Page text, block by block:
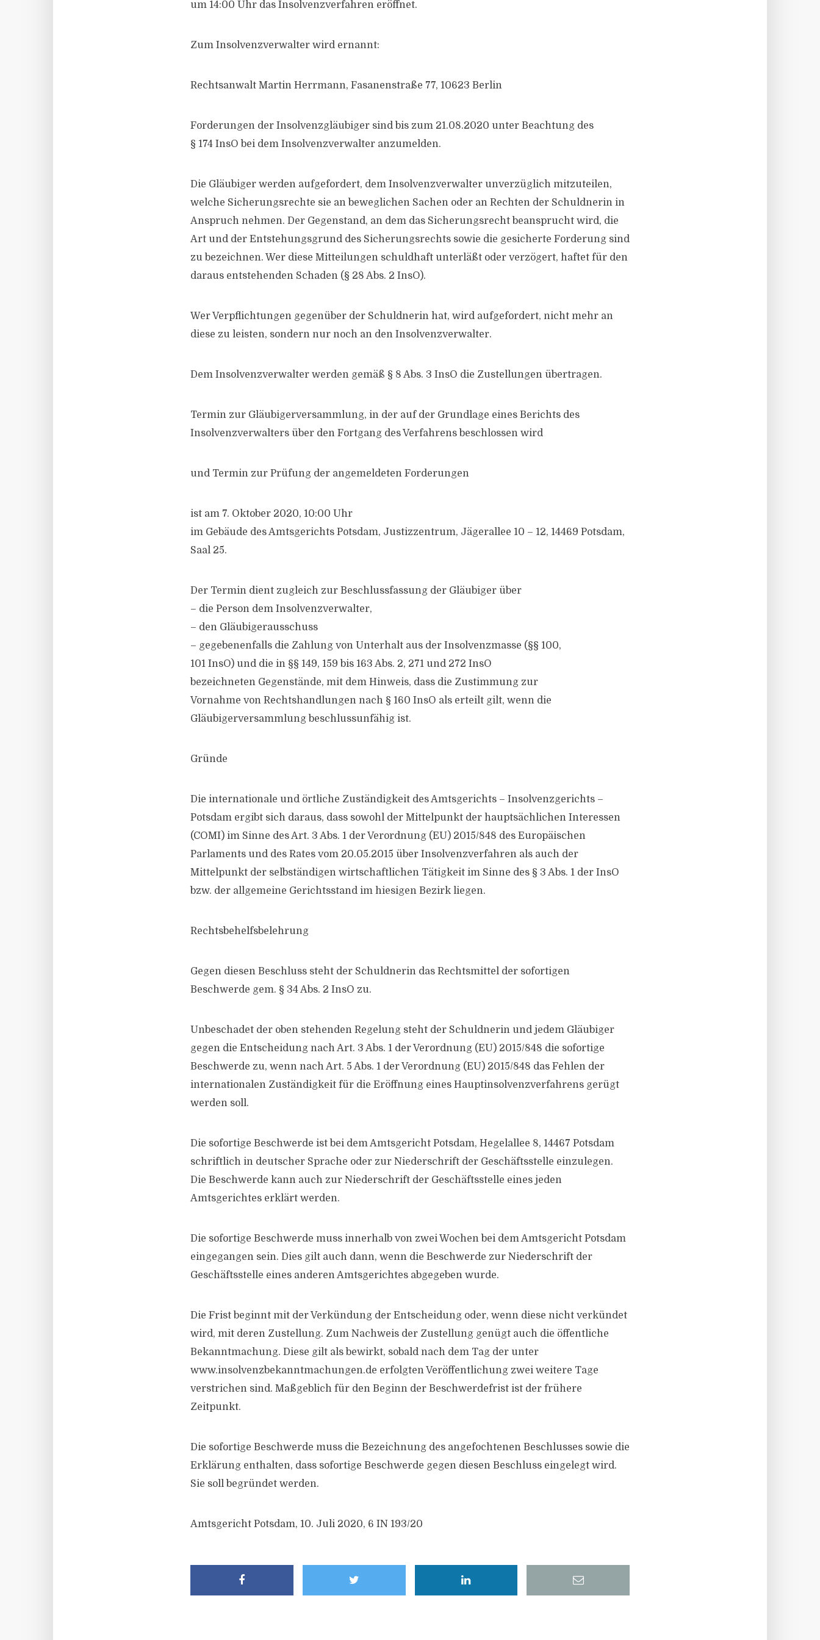
um 14:00 Uhr das Insolvenzverfahren eröffnet.
Zum Insolvenzverwalter wird ernannt:
Rechtsanwalt Martin Herrmann, Fasanenstraße 77, 10623 Berlin
Forderungen der Insolvenzgläubiger sind bis zum 21.08.2020 unter Beachtung des
§ 174 InsO bei dem Insolvenzverwalter anzumelden.
Die Gläubiger werden aufgefordert, dem Insolvenzverwalter unverzüglich mitzuteilen,
welche Sicherungsrechte sie an beweglichen Sachen oder an Rechten der Schuldnerin in
Anspruch nehmen. Der Gegenstand, an dem das Sicherungsrecht beansprucht wird, die
Art und der Entstehungsgrund des Sicherungsrechts sowie die gesicherte Forderung sind
zu bezeichnen. Wer diese Mitteilungen schuldhaft unterläßt oder verzögert, haftet für den
daraus entstehenden Schaden (§ 28 Abs. 2 InsO).
Wer Verpflichtungen gegenüber der Schuldnerin hat, wird aufgefordert, nicht mehr an
diese zu leisten, sondern nur noch an den Insolvenzverwalter.
Dem Insolvenzverwalter werden gemäß § 8 Abs. 3 InsO die Zustellungen übertragen.
Termin zur Gläubigerversammlung, in der auf der Grundlage eines Berichts des
Insolvenzverwalters über den Fortgang des Verfahrens beschlossen wird
und Termin zur Prüfung der angemeldeten Forderungen
ist am 7. Oktober 2020, 10:00 Uhr
im Gebäude des Amtsgerichts Potsdam, Justizzentrum, Jägerallee 10 – 12, 14469 Potsdam,
Saal 25.
Der Termin dient zugleich zur Beschlussfassung der Gläubiger über
– die Person dem Insolvenzverwalter,
– den Gläubigerausschuss
– gegebenenfalls die Zahlung von Unterhalt aus der Insolvenzmasse (§§ 100,
101 InsO) und die in §§ 149, 159 bis 163 Abs. 2, 271 und 272 InsO
bezeichneten Gegenstände, mit dem Hinweis, dass die Zustimmung zur
Vornahme von Rechtshandlungen nach § 160 InsO als erteilt gilt, wenn die
Gläubigerversammlung beschlussunfähig ist.
Gründe
Die internationale und örtliche Zuständigkeit des Amtsgerichts – Insolvenzgerichts –
Potsdam ergibt sich daraus, dass sowohl der Mittelpunkt der hauptsächlichen Interessen
(COMI) im Sinne des Art. 3 Abs. 1 der Verordnung (EU) 2015/848 des Europäischen
Parlaments und des Rates vom 20.05.2015 über Insolvenzverfahren als auch der
Mittelpunkt der selbständigen wirtschaftlichen Tätigkeit im Sinne des § 3 Abs. 1 der InsO
bzw. der allgemeine Gerichtsstand im hiesigen Bezirk liegen.
Rechtsbehelfsbelehrung
Gegen diesen Beschluss steht der Schuldnerin das Rechtsmittel der sofortigen
Beschwerde gem. § 34 Abs. 2 InsO zu.
Unbeschadet der oben stehenden Regelung steht der Schuldnerin und jedem Gläubiger
gegen die Entscheidung nach Art. 3 Abs. 1 der Verordnung (EU) 2015/848 die sofortige
Beschwerde zu, wenn nach Art. 5 Abs. 1 der Verordnung (EU) 2015/848 das Fehlen der
internationalen Zuständigkeit für die Eröffnung eines Hauptinsolvenzverfahrens gerügt
werden soll.
Die sofortige Beschwerde ist bei dem Amtsgericht Potsdam, Hegelallee 8, 14467 Potsdam
schriftlich in deutscher Sprache oder zur Niederschrift der Geschäftsstelle einzulegen.
Die Beschwerde kann auch zur Niederschrift der Geschäftsstelle eines jeden
Amtsgerichtes erklärt werden.
Die sofortige Beschwerde muss innerhalb von zwei Wochen bei dem Amtsgericht Potsdam
eingegangen sein. Dies gilt auch dann, wenn die Beschwerde zur Niederschrift der
Geschäftsstelle eines anderen Amtsgerichtes abgegeben wurde.
Die Frist beginnt mit der Verkündung der Entscheidung oder, wenn diese nicht verkündet
wird, mit deren Zustellung. Zum Nachweis der Zustellung genügt auch die öffentliche
Bekanntmachung. Diese gilt als bewirkt, sobald nach dem Tag der unter
www.insolvenzbekanntmachungen.de erfolgten Veröffentlichung zwei weitere Tage
verstrichen sind. Maßgeblich für den Beginn der Beschwerdefrist ist der frühere
Zeitpunkt.
Die sofortige Beschwerde muss die Bezeichnung des angefochtenen Beschlusses sowie die
Erklärung enthalten, dass sofortige Beschwerde gegen diesen Beschluss eingelegt wird.
Sie soll begründet werden.
Amtsgericht Potsdam, 10. Juli 2020, 6 IN 193/20